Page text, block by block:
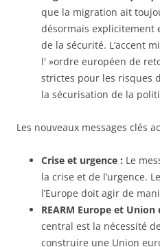
que la migration ait
désormais explicitement
de la sécurité. L’accent
l' »ordre européen de
strictes pour les risques
la sécurisation de la
Les nouveaux messages clés
Crise et urgence : Le
la crise et de l’urgence.
l’Europe doit agir de
REARM Europe et Union
central est la nécessité
construire une Union